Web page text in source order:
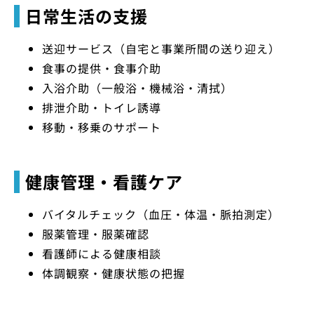
日常生活の支援
送迎サービス（自宅と事業所間の送り迎え）
食事の提供・食事介助
入浴介助（一般浴・機械浴・清拭）
排泄介助・トイレ誘導
移動・移乗のサポート
健康管理・看護ケア
バイタルチェック（血圧・体温・脈拍測定）
服薬管理・服薬確認
看護師による健康相談
体調観察・健康状態の把握